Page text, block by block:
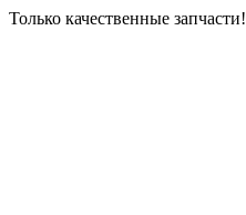
Только качественные запчасти!